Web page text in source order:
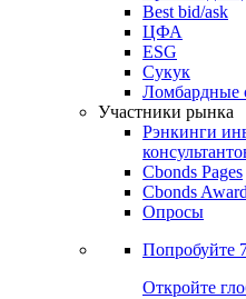
Best bid/ask
ЦФА
ESG
Сукук
Ломбардные
Участники рынка
Рэнкинги
Cbonds Pages
Cbonds
Опросы
Попробуйте
Откройте